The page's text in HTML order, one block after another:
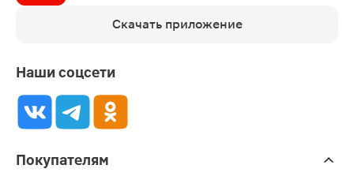
Скачать приложение
Наши соцсети
Покупателям